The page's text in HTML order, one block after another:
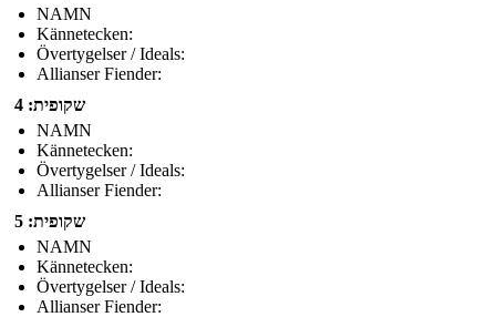
NAMN
Kännetecken:
Övertygelser / Ideals:
Allianser Fiender:
שקופית: 4
NAMN
Kännetecken:
Övertygelser / Ideals:
Allianser Fiender:
שקופית: 5
NAMN
Kännetecken:
Övertygelser / Ideals:
Allianser Fiender: